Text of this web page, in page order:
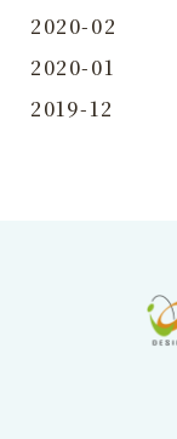
2020-02
2020-01
2019-12